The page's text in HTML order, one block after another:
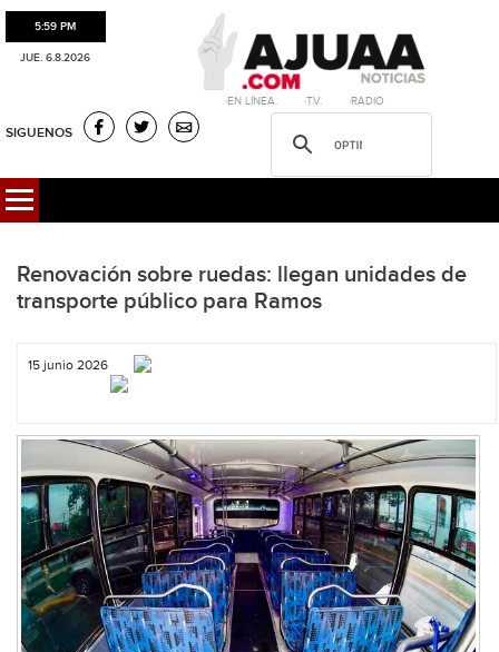
5:59 PM
JUE. 6.8.2026
·EN LÍNEA. ·T.V. ·RADIO
SIGUENOS
Renovación sobre ruedas: llegan unidades de
transporte público para Ramos
15 junio 2026